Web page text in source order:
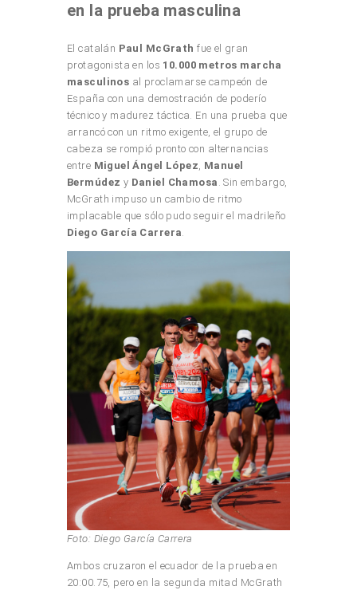
en la prueba masculina
El catalán Paul McGrath fue el gran
protagonista en los 10.000 metros marcha
masculinos al proclamarse campeón de
España con una demostración de poderío
técnico y madurez táctica. En una prueba que
arrancó con un ritmo exigente, el grupo de
cabeza se rompió pronto con alternancias
entre Miguel Ángel López, Manuel
Bermúdez y Daniel Chamosa . Sin embargo,
McGrath impuso un cambio de ritmo
implacable que sólo pudo seguir el madrileño
Diego García Carrera.
Foto: Diego García Carrera
Ambos cruzaron el ecuador de la prueba en
20:00.75, pero en la segunda mitad McGrath